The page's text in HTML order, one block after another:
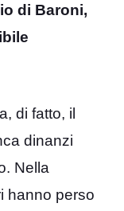
di Baroni,
di fatto, il
dinanzi
Nella
hanno perso